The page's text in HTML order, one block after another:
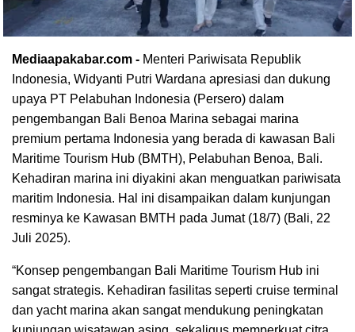
Mediaapakabar.com - Menteri Pariwisata Republik
Indonesia, Widyanti Putri Wardana apresiasi dan dukung
upaya PT Pelabuhan Indonesia (Persero) dalam
pengembangan Bali Benoa Marina sebagai marina
premium pertama Indonesia yang berada di kawasan Bali
Maritime Tourism Hub (BMTH), Pelabuhan Benoa, Bali.
Kehadiran marina ini diyakini akan menguatkan pariwisata
maritim Indonesia. Hal ini disampaikan dalam kunjungan
resminya ke Kawasan BMTH pada Jumat (18/7) (Bali, 22
Juli 2025).
“Konsep pengembangan Bali Maritime Tourism Hub ini
sangat strategis. Kehadiran fasilitas seperti cruise terminal
dan yacht marina akan sangat mendukung peningkatan